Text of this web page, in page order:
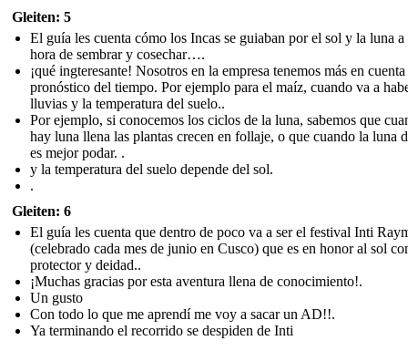
Gleiten: 5
El guía les cuenta cómo los Incas se guiaban por el sol y la luna a
hora de sembrar y cosechar….
¡qué ingteresante! Nosotros en la empresa tenemos más en
pronóstico del tiempo. Por ejemplo para el maíz, cuando va a
lluvias y la temperatura del suelo..
Por ejemplo, si conocemos los ciclos de la luna, sabemos que
hay luna llena las plantas crecen en follaje, o que cuando la luna
es mejor podar. .
y la temperatura del suelo depende del sol.
.
Gleiten: 6
El guía les cuenta que dentro de poco va a ser el festival Inti
(celebrado cada mes de junio en Cusco) que es en honor al sol
protector y deidad..
¡Muchas gracias por esta aventura llena de conocimiento!.
Un gusto
Con todo lo que me aprendí me voy a sacar un AD!!.
Ya terminando el recorrido se despiden de Inti